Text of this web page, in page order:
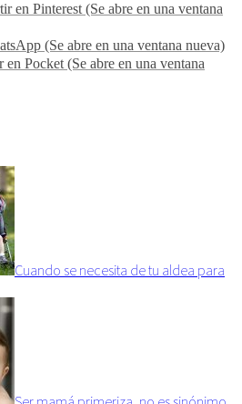
en Pinterest (Se abre en una ventana
(Se abre en una ventana nueva)
en Pocket (Se abre en una ventana
Cuando se necesita de tu aldea para